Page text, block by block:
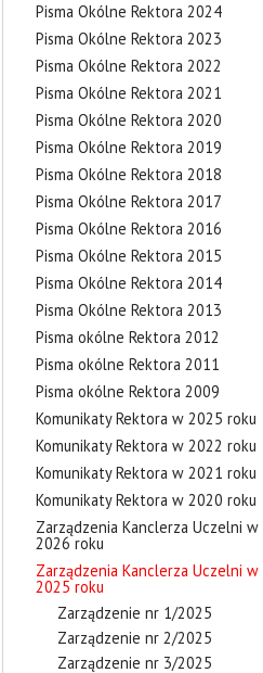
Pisma Okólne Rektora 2024
Pisma Okólne Rektora 2023
Pisma Okólne Rektora 2022
Pisma Okólne Rektora 2021
Pisma Okólne Rektora 2020
Pisma Okólne Rektora 2019
Pisma Okólne Rektora 2018
Pisma Okólne Rektora 2017
Pisma Okólne Rektora 2016
Pisma Okólne Rektora 2015
Pisma Okólne Rektora 2014
Pisma Okólne Rektora 2013
Pisma okólne Rektora 2012
Pisma okólne Rektora 2011
Pisma okólne Rektora 2009
Komunikaty Rektora w 2025 roku
Komunikaty Rektora w 2022 roku
Komunikaty Rektora w 2021 roku
Komunikaty Rektora w 2020 roku
Zarządzenia Kanclerza Uczelni w
2026 roku
Zarządzenia Kanclerza Uczelni w
2025 roku
Zarządzenie nr 1/2025
Zarządzenie nr 2/2025
Zarządzenie nr 3/2025